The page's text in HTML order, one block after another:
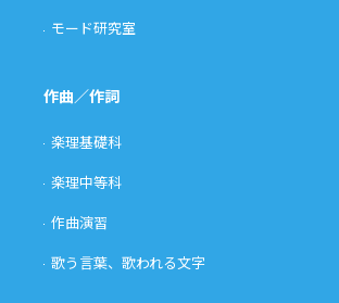
モード研究室
作曲／作詞
楽理基礎科
楽理中等科
作曲演習
歌う言葉、歌われる文字